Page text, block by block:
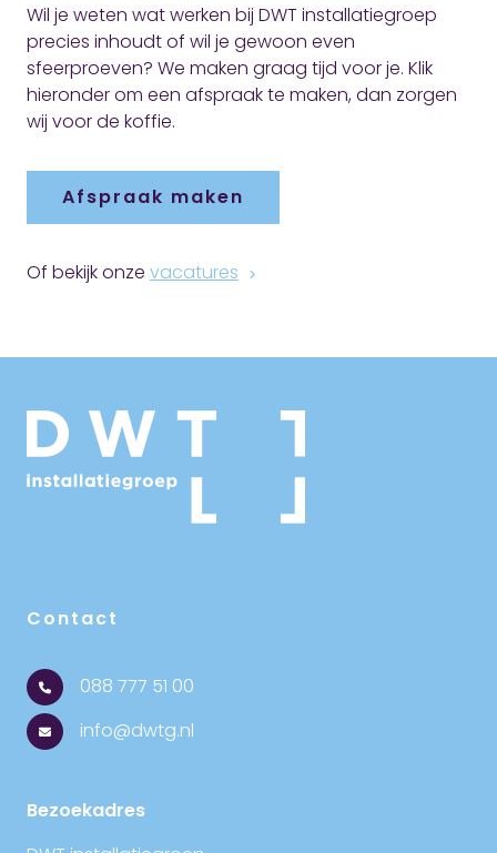
Wil je weten wat werken bij DWT installatiegroep
precies inhoudt of wil je gewoon even
sfeerproeven? We maken graag tijd voor je. Klik
hieronder om een afspraak te maken, dan zorgen
wij voor de koffie.
Afspraak maken
Of bekijk onze vacatures
Contact
088 777 51 00
info@dwtg.nl
Bezoekadres